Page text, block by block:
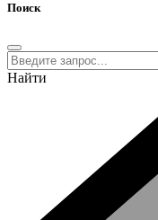
Поиск
Найти